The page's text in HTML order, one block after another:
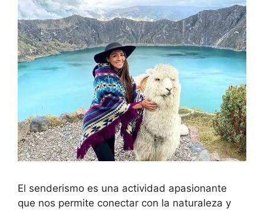
El senderismo es una actividad apasionante
que nos permite conectar con la naturaleza y